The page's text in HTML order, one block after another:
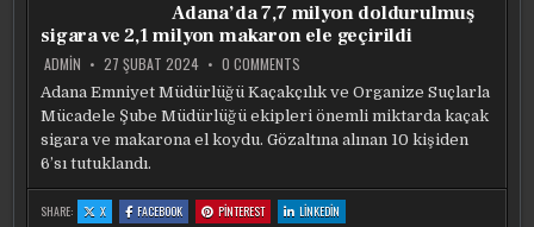
Adana’da 7,7 milyon doldurulmuş
sigara ve 2,1 milyon makaron ele geçirildi
ADMIN 27 ŞUBAT 2024 0 COMMENTS
7,7
MILYON
DOLDURULMUŞ
SIGARA
VE
MAKARON
ELE
GEÇIRILDI
Adana Emniyet Müdürlüğü Kaçakçılık ve Organize Suçlarla
Mücadele Şube Müdürlüğü ekipleri önemli miktarda kaçak
sigara ve makarona el koydu. Gözaltına alınan 10 kişiden
6’sı tutuklandı.
SHARE: X:
ADANA’DA
FACEBOOK:
ADANA’DA
PINTEREST:
ADANA’DA
LINKEDIN
ADANA’DA